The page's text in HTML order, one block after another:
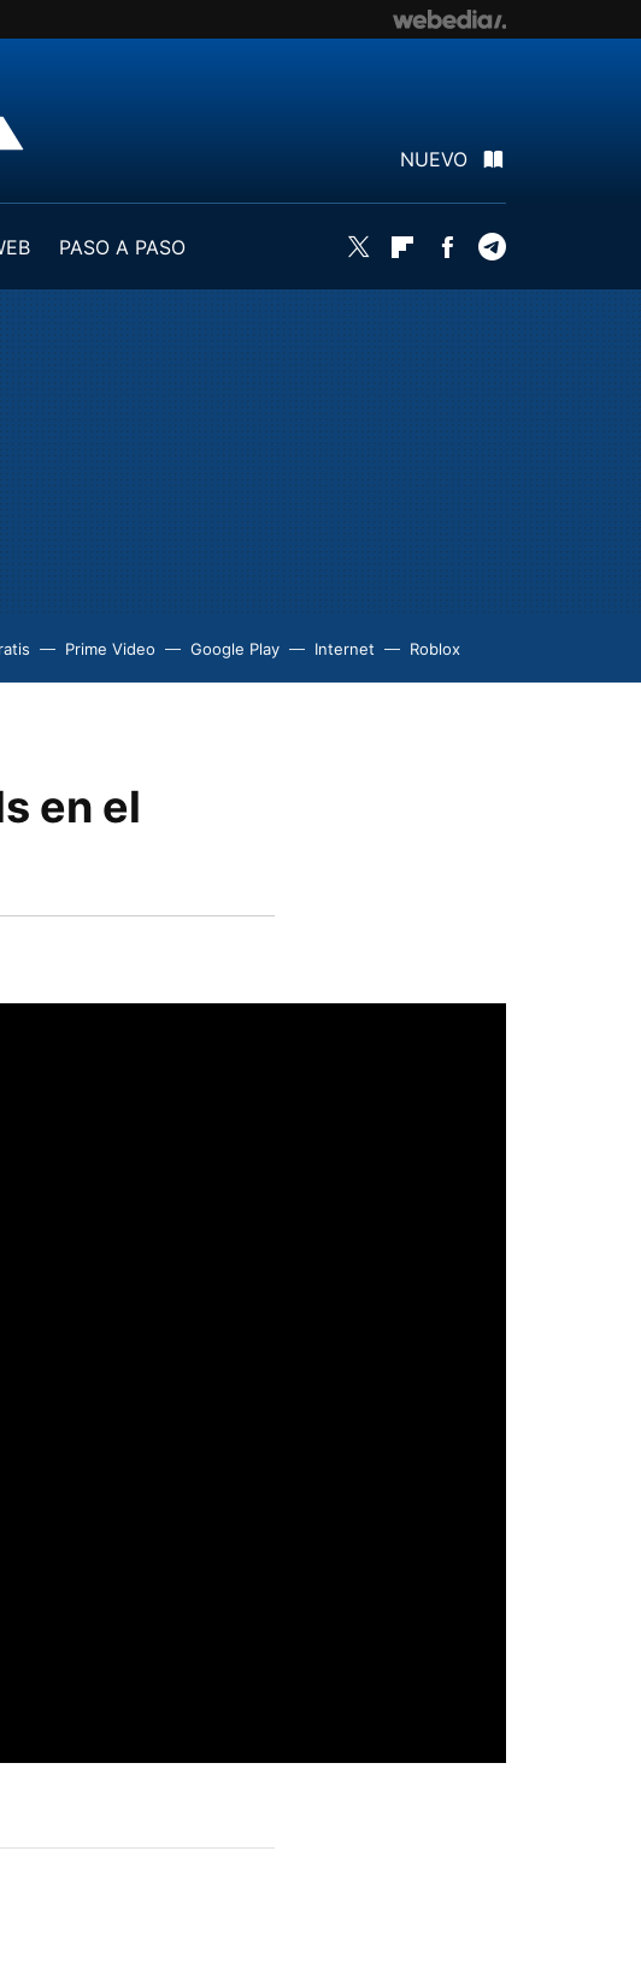
NUEVO
PASO A PASO
Twitter FlipboardFacebook
Prime Video Google Play Internet Roblox
en el